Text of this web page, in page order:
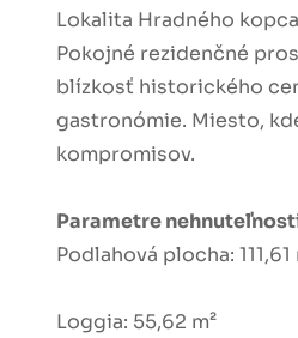
Lokalita Hradného
Pokojné rezidenčné
blízkosť historického
gastronómie. Miesto,
kompromisov.
Parametre
Podlahová plocha: 111,61
Loggia: 55,62 m²